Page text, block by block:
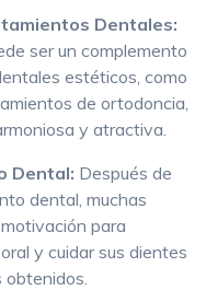
Dentales:
ser un complemento
estéticos, como
de ortodoncia,
y atractiva.
Dental: Después de
dental, muchas
para
y cuidar sus dientes